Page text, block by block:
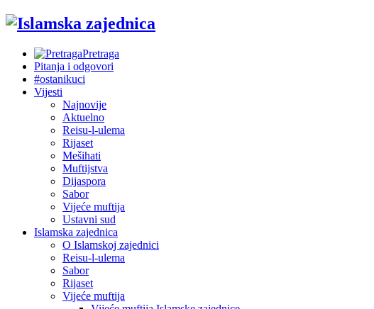
Pretraga
Pitanja i odgovori
#ostanikuci
Vijesti
Najnovije
Aktuelno
Reisu-l-ulema
Rijaset
Mešihati
Muftijstva
Dijaspora
Sabor
Vijeće muftija
Ustavni sud
Islamska zajednica
O Islamskoj zajednici
Reisu-l-ulema
Sabor
Rijaset
Vijeće muftija